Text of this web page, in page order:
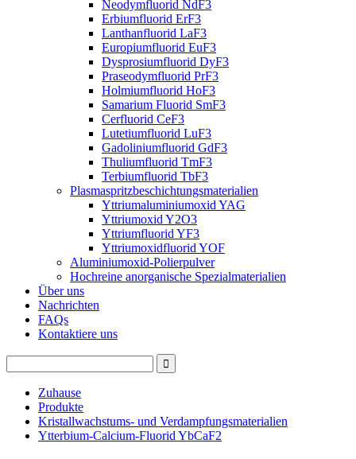
Neodymfluorid NdF3
Erbiumfluorid ErF3
Lanthanfluorid LaF3
Europiumfluorid EuF3
Dysprosiumfluorid DyF3
Praseodymfluorid PrF3
Holmiumfluorid HoF3
Samarium Fluorid SmF3
Cerfluorid CeF3
Lutetiumfluorid LuF3
Gadoliniumfluorid GdF3
Thuliumfluorid TmF3
Terbiumfluorid TbF3
Plasmaspritzbeschichtungsmaterialien
Yttriumaluminiumoxid YAG
Yttriumoxid Y2O3
Yttriumfluorid YF3
Yttriumoxidfluorid YOF
Aluminiumoxid-Polierpulver
Hochreine anorganische Spezialmaterialien
Über uns
Nachrichten
FAQs
Kontaktiere uns
Zuhause
Produkte
Kristallwachstums- und Verdampfungsmaterialien
Ytterbium-Calcium-Fluorid YbCaF2